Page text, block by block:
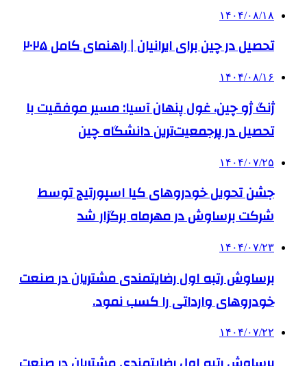
۱۴۰۴/۰۸/۱۸
تحصیل در چین برای ایرانیان | راهنمای کامل ۲۰۲۵
۱۴۰۴/۰۸/۱۶
ژنگ ژو چین، غول پنهان آسیا: مسیر موفقیت با
تحصیل در پرجمعیت‌ترین دانشگاه چین
۱۴۰۴/۰۷/۲۵
جشن تحویل خودروهای کیا اسپورتیج توسط
شرکت برساوش در مهرماه برگزار شد
۱۴۰۴/۰۷/۲۳
برساوش رتبه اول رضایتمندی مشتریان در صنعت
خودروهای وارداتی را کسب نمود.
۱۴۰۴/۰۷/۲۲